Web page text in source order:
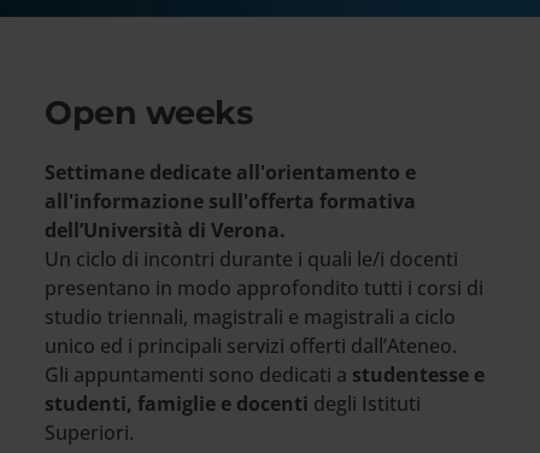
Open weeks
Settimane dedicate all'orientamento e
all'informazione sull'offerta formativa
dell’Università di Verona.
Un ciclo di incontri durante i quali le/i docenti
presentano in modo approfondito tutti i corsi di
studio triennali, magistrali e magistrali a ciclo
unico ed i principali servizi offerti dall’Ateneo.
Gli appuntamenti sono dedicati a studentesse e
studenti, famiglie e docenti degli Istituti
Superiori.